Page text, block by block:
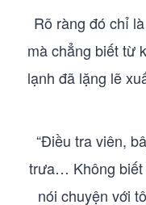
Rõ ràng đó chỉ
mà chẳng biết từ
lạnh đã lặng lẽ
“Điều tra viên,
trưa… Không biết
nói chuyện với